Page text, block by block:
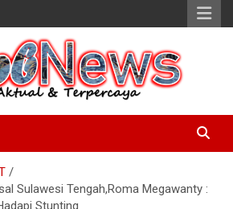
Sulawesi Tengah,Roma Megawanty :
Stunting